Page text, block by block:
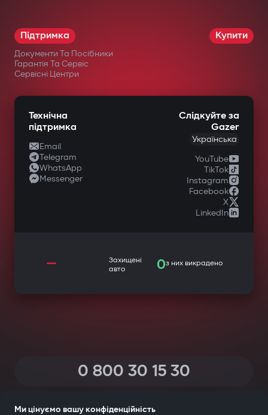
Підтримка
Документи Та Посібники
Гарантія Та Сервіс
Сервісні Центри
Купити
Технічна
підтримка
Email
Telegram
WhatsApp
Messenger
Слідкуйте за
Gazer
Українська
YouTube
TikTok
Instagram
Facebook
X
LinkedIn
—
Захищені
авто
0з них викрадено
0 800 30 15 30
Ми цінуємо вашу конфіденційність